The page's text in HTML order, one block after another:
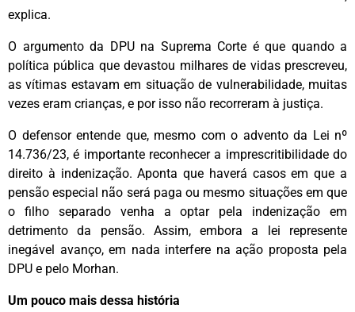
explica.
O argumento da DPU na Suprema Corte é que quando a
política pública que devastou milhares de vidas prescreveu,
as vítimas estavam em situação de vulnerabilidade, muitas
vezes eram crianças, e por isso não recorreram à justiça.
O defensor entende que, mesmo com o advento da Lei nº
14.736/23, é importante reconhecer a imprescritibilidade do
direito à indenização. Aponta que haverá casos em que a
pensão especial não será paga ou mesmo situações em que
o filho separado venha a optar pela indenização em
detrimento da pensão. Assim, embora a lei represente
inegável avanço, em nada interfere na ação proposta pela
DPU e pelo Morhan.
Um pouco mais dessa história